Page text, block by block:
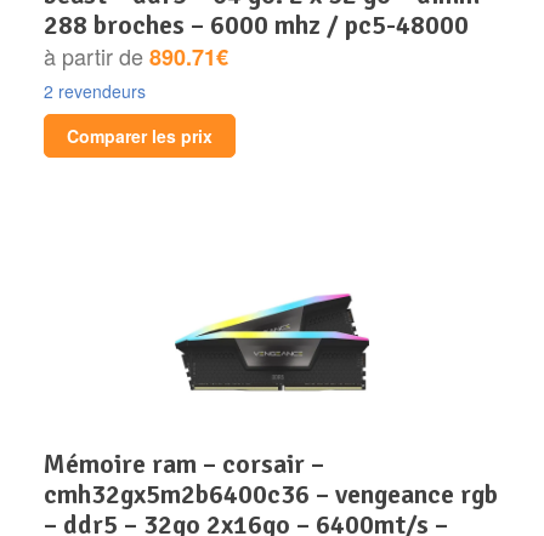
288 broches – 6000 mhz / pc5-48000
à partir de890.71€
2 revendeurs
Comparer les prix
mémoire ram – corsair –
cmh32gx5m2b6400c36 – vengeance rgb
– ddr5 – 32go 2x16go – 6400mt/s –